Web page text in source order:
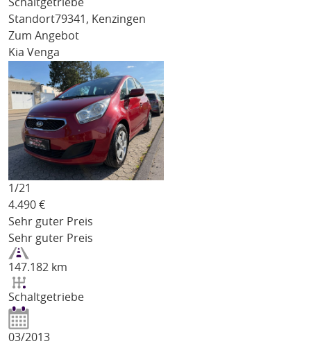
Standort79341, Kenzingen
Zum Angebot
Kia Venga
1/21
4.490 €
Sehr guter Preis
Sehr guter Preis
147.182 km
Schaltgetriebe
03/2013